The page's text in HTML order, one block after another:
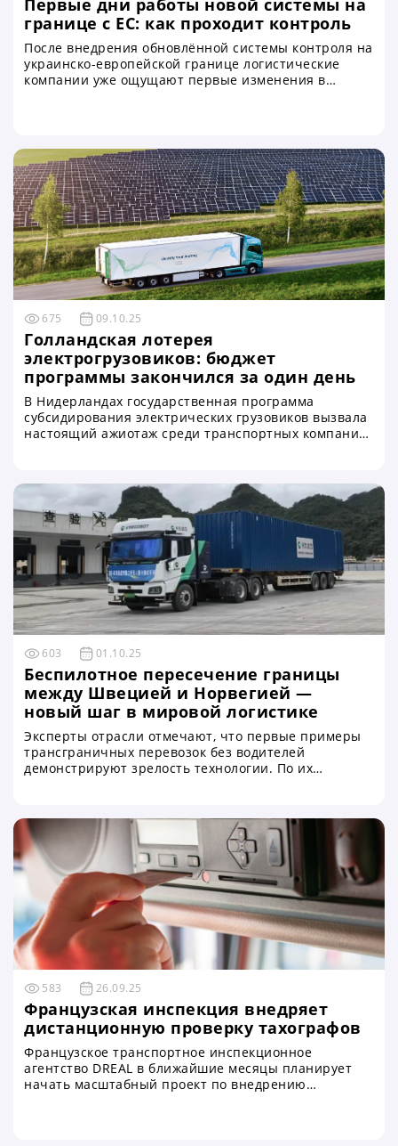
Первые дни работы новой системы на
границе с ЕС: как проходит контроль
После внедрения обновлённой системы контроля на
украинско-европейской границе логистические
компании уже ощущают первые изменения в
более прозрачной и предсказуемой системы
пропуска грузов
675 09.10.25
Голландская лотерея
электрогрузовиков: бюджет
программы закончился за один день
В Нидерландах государственная программа
субсидирования электрических грузовиков вызвала
настоящий ажиотаж среди транспортных компаний.
24 часа. Программа, призванная стимулировать
переход на экологичный грузовой транспорт,
превратилась в своеобразную «электрогрузовую
лотерею», в которой сотни предприятий боролись
за шанс получить государственную поддержку
603 01.10.25
Беспилотное пересечение границы
между Швецией и Норвегией —
новый шаг в мировой логистике
Эксперты отрасли отмечают, что первые примеры
трансграничных перевозок без водителей
демонстрируют зрелость технологии. По их
на европейских и азиатских маршрутах
583 26.09.25
Французская инспекция внедряет
дистанционную проверку тахографов
Французское транспортное инспекционное
агентство DREAL в ближайшие месяцы планирует
начать масштабный проект по внедрению